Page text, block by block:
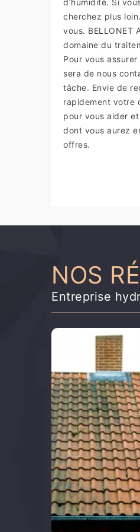
cherchez plus
vous. BELLONET
domaine du
Pour vous
sera de nous
tâche. Envie de
rapidement votre
pour vous aider
dont vous aurez
offres.
NOS
Entreprise